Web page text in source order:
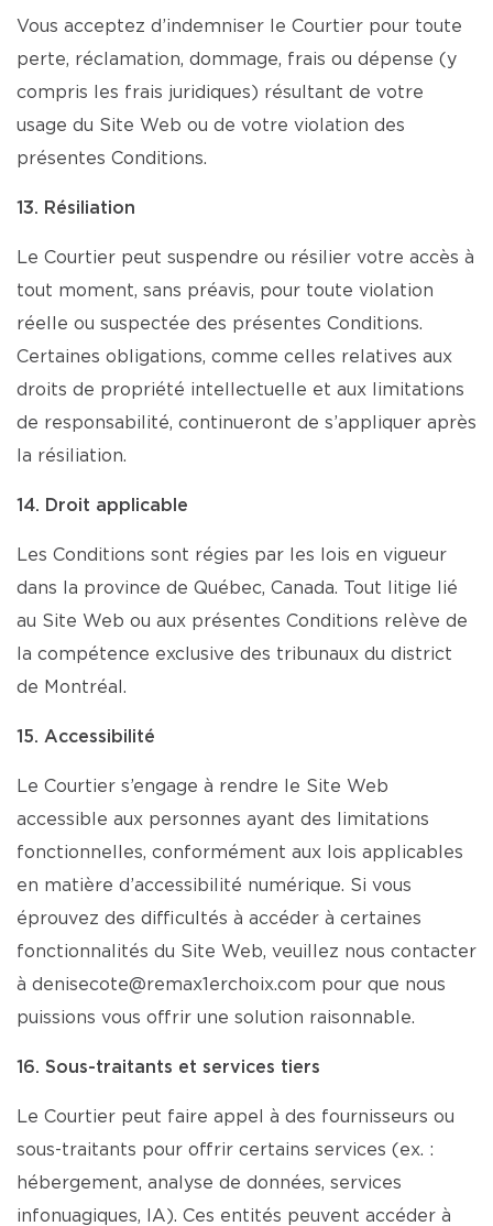
Vous acceptez d’indemniser le Courtier pour toute
perte, réclamation, dommage, frais ou dépense (y
compris les frais juridiques) résultant de votre
usage du Site Web ou de votre violation des
présentes Conditions.
13. Résiliation
Le Courtier peut suspendre ou résilier votre accès à
tout moment, sans préavis, pour toute violation
réelle ou suspectée des présentes Conditions.
Certaines obligations, comme celles relatives aux
droits de propriété intellectuelle et aux limitations
de responsabilité, continueront de s’appliquer après
la résiliation.
14. Droit applicable
Les Conditions sont régies par les lois en vigueur
dans la province de Québec, Canada. Tout litige lié
au Site Web ou aux présentes Conditions relève de
la compétence exclusive des tribunaux du district
de Montréal.
15. Accessibilité
Le Courtier s’engage à rendre le Site Web
accessible aux personnes ayant des limitations
fonctionnelles, conformément aux lois applicables
en matière d’accessibilité numérique. Si vous
éprouvez des difficultés à accéder à certaines
fonctionnalités du Site Web, veuillez nous contacter
à denisecote@remax1erchoix.com pour que nous
puissions vous offrir une solution raisonnable.
16. Sous-traitants et services tiers
Le Courtier peut faire appel à des fournisseurs ou
sous-traitants pour offrir certains services (ex. :
hébergement, analyse de données, services
infonuagiques, IA). Ces entités peuvent accéder à